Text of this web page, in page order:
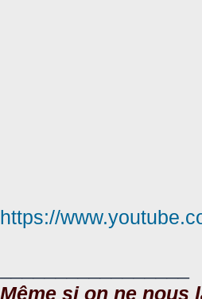
https://
Même si on ne nous